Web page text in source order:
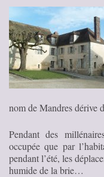
nom de Mandres dérive
Pendant des
occupée que par
pendant l’été, les
humide de la brie…